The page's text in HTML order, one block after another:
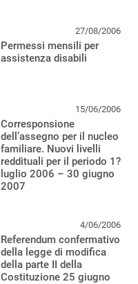
27/08/2006
Permessi mensili per
assistenza disabili
15/06/2006
Corresponsione
dell’assegno per il nucleo
familiare. Nuovi livelli
reddituali per il periodo 1?
luglio 2006 – 30 giugno
2007
4/06/2006
Referendum confermativo
della legge di modifica
della parte II della
Costituzione 25 giugno